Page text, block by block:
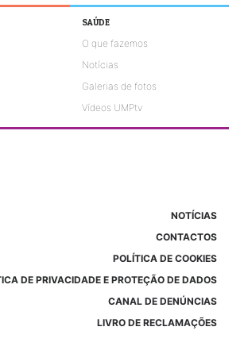
SAÚDE
O que fazemos
Notícias
Galerias de fotos
Vídeos UMPtv
NOTÍCIAS
CONTACTOS
POLÍTICA DE COOKIES
DE PRIVACIDADE E PROTEÇÃO DE DADOS
CANAL DE DENÚNCIAS
LIVRO DE RECLAMAÇÕES